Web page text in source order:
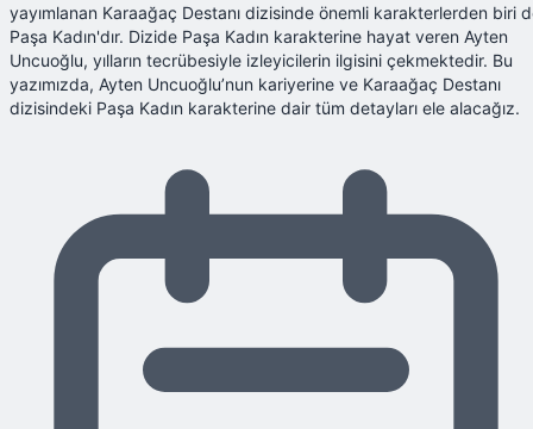
yayımlanan Karaağaç Destanı dizisinde önemli karakterlerden biri
Paşa Kadın'dır. Dizide Paşa Kadın karakterine hayat veren Ayten
Uncuoğlu, yılların tecrübesiyle izleyicilerin ilgisini çekmektedir. Bu
yazımızda, Ayten Uncuoğlu’nun kariyerine ve Karaağaç Destanı
dizisindeki Paşa Kadın karakterine dair tüm detayları ele alacağız.